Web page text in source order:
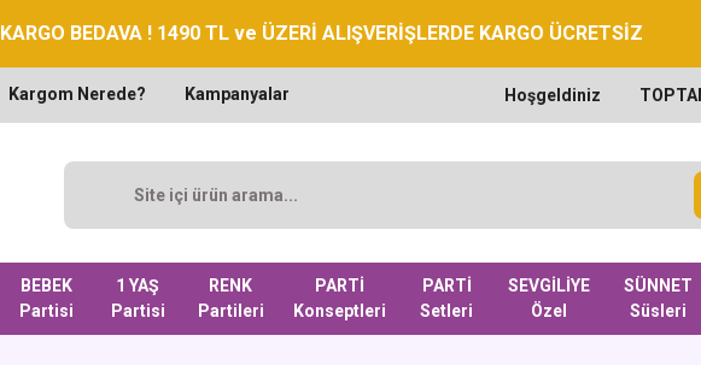
KARGO BEDAVA ! 1490 TL ve ÜZERİ ALIŞVERİŞLERDE KARGO ÜCRETSİZ
Kargom Nerede? Kampanyalar Hoşgeldiniz
BEBEK
Partisi
1 YAŞ
Partisi
RENK
Partileri
PARTİ
Konseptleri
PARTİ
Setleri
SEVGİLİYE
Özel
SÜNNET
Süsleri